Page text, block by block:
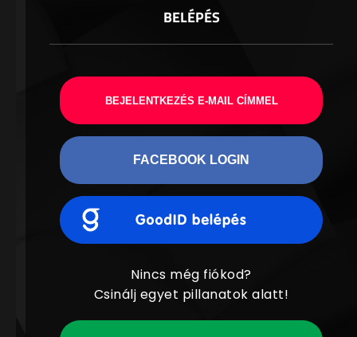
BELÉPÉS
BEJELENTKEZÉS E-MAIL CÍMMEL
FACEBOOK LOGIN
Nincs még fiókod?
Csinálj egyet pillanatok alatt!